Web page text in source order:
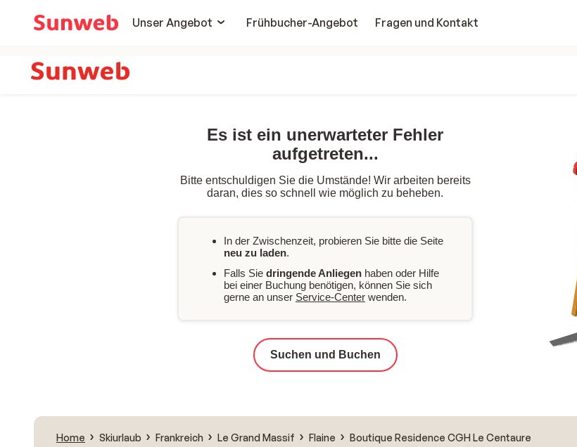
Unser Angebot
Frühbucher-Angebot Fragen und Kontakt
Es ist ein unerwarteter Fehler
aufgetreten...
Bitte entschuldigen Sie die Umstände! Wir arbeiten bereits
daran, dies so schnell wie möglich zu beheben.
In der Zwischenzeit, probieren Sie bitte die Seite
neu zu laden.
Falls Sie dringende Anliegen haben oder Hilfe
bei einer Buchung benötigen, können Sie sich
gerne an unser Service-Center wenden.
Suchen und Buchen
Home Skiurlaub Frankreich Le Grand Massif Flaine Boutique Residence CGH Le Centaure